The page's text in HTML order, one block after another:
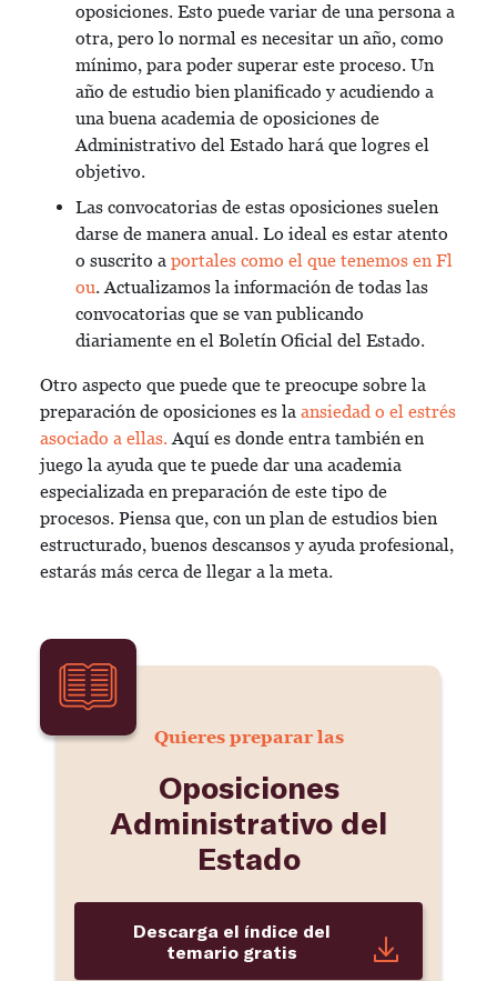
oposiciones. Esto puede variar de una persona a
otra, pero lo normal es necesitar un año, como
mínimo, para poder superar este proceso. Un
año de estudio bien planificado y acudiendo a
una buena academia de oposiciones de
Administrativo del Estado hará que logres el
objetivo.
Las convocatorias de estas oposiciones suelen
darse de manera anual. Lo ideal es estar atento
o suscrito a portales como el que tenemos en Fl
ou. Actualizamos la información de todas las
convocatorias que se van publicando
diariamente en el Boletín Oficial del Estado.
Otro aspecto que puede que te preocupe sobre la
preparación de oposiciones es la ansiedad o el estrés
asociado a ellas. Aquí es donde entra también en
juego la ayuda que te puede dar una academia
especializada en preparación de este tipo de
procesos. Piensa que, con un plan de estudios bien
estructurado, buenos descansos y ayuda profesional,
estarás más cerca de llegar a la meta.
Quieres preparar las
Oposiciones
Administrativo del
Estado
Descarga el índice del
temario gratis